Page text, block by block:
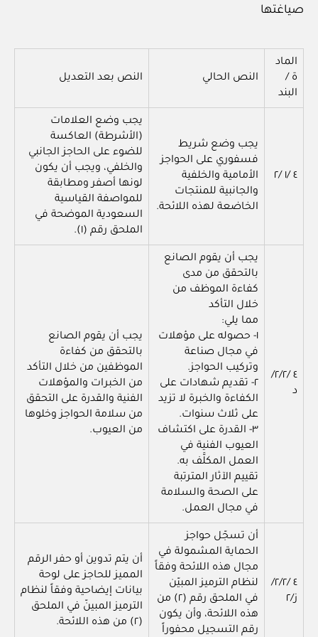
صياغتها
الماد
ة /
البند
النص الحالي النص بعد التعديل
٤ /١ /٢
يجب وضع شريط
فسفوري على الحواجز
الأمامية والخلفية
والجانبية للمنتجات
الخاضعة لهذه اللائحة.
يجب وضع العلامات
(الأشرطة) العاكسة
للضوء على الحاجز الجانبي
والخلفي، ويجب أن يكون
لونها أصفر ومطابقة
للمواصفة القياسية
السعودية الموضحة في
الملحق رقم (١).
٤ /٢/٢/
د
يجب أن يقوم الصانع
بالتحقق من مدى
كفاءة الموظف من
خلال التأكد
مما يلي:
١- حصوله على مؤهلات
في مجال صناعة
وتركيب الحواجز.
٢- تقديم شهادات على
الكفاءة والخبرة لا تزيد
على ثلاث سنوات.
٣- القدرة على اكتشاف
العيوب الفنية في
العمل المكلَّف به.
تقييم الآثار المترتبة
على الصحة والسلامة
في مجال العمل.
يجب أن يقوم الصانع
بالتحقق من كفاءة
الموظفين من خلال التأكد
من الخبرات والمؤهلات
الفنية والقدرة على التحقق
من سلامة الحواجز وخلوها
من العيوب.
٤ /٢/٢/
ز/٢
أن تسجّل حواجز
الحماية المشمولة في
مجال هذه اللائحة وفقاً
لنظام الترميز المبيّن
في الملحق رقم (٢) من
هذه اللائحة، وأن يكون
رقم التسجيل محفوراً
أن يتم تدوين أو حفر الرقم
المميز للحاجز على لوحة
بيانات إيضاحية وفقاً لنظام
الترميز المبينّ في الملحق
(٢) من هذه اللائحة.